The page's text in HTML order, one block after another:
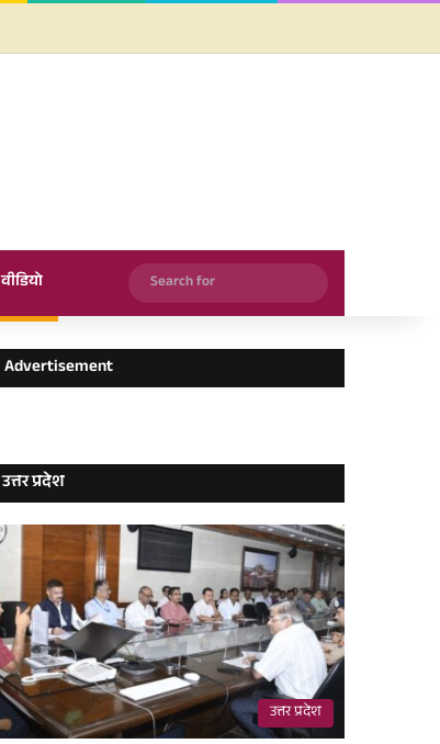
वीडियो
Search
for
Advertisement
उत्तर प्रदेश
उत्तर प्रदेश